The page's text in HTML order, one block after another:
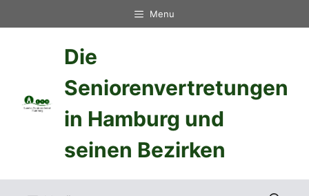
Inhalt
Menu
Die
Seniorenvertretungen
in Hamburg und
seinen Bezirken